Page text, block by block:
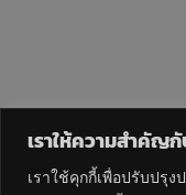
เราให้ความสำคั
เราใช้คุกกี้เพื่อปรับปรุ